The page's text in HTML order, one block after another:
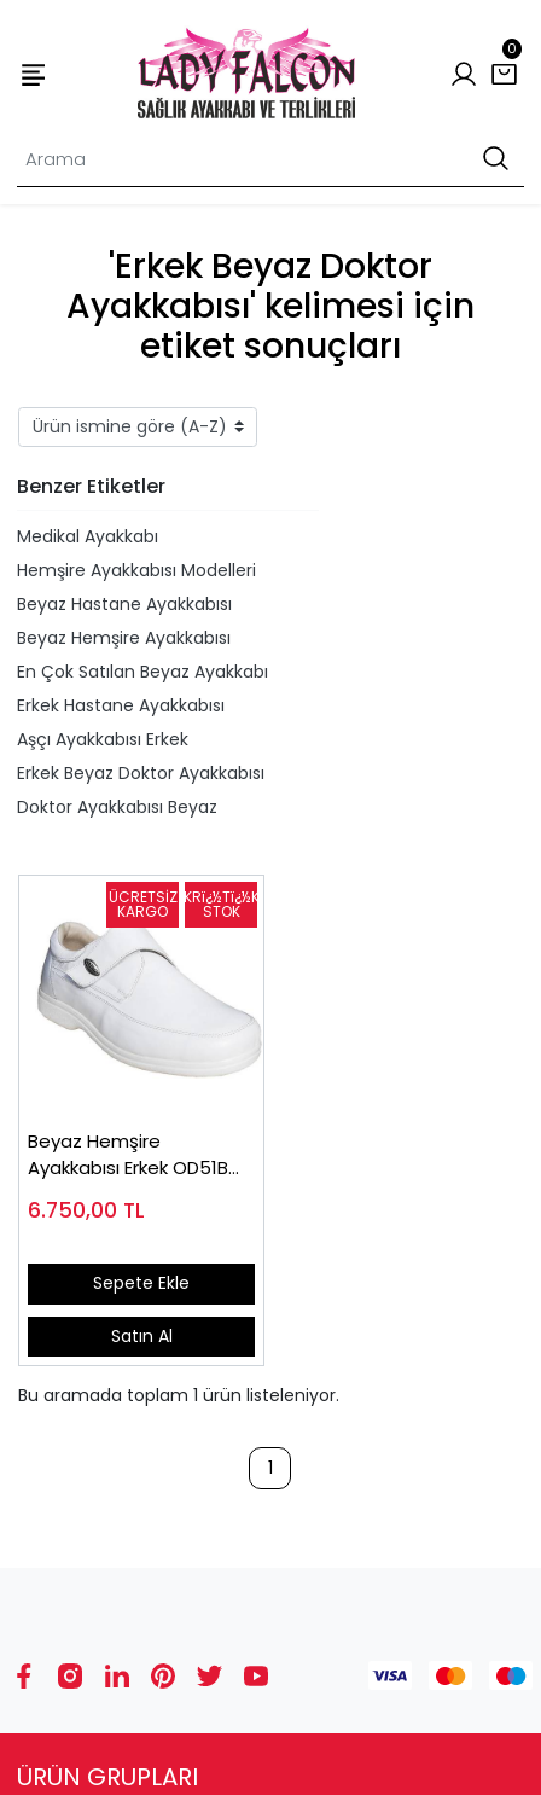
0
'Erkek Beyaz Doktor
Ayakkabısı' kelimesi için
etiket sonuçları
Benzer Etiketler
Medikal Ayakkabı
Hemşire Ayakkabısı Modelleri
Beyaz Hastane Ayakkabısı
Beyaz Hemşire Ayakkabısı
En Çok Satılan Beyaz Ayakkabı
Erkek Hastane Ayakkabısı
Aşçı Ayakkabısı Erkek
Erkek Beyaz Doktor Ayakkabısı
Doktor Ayakkabısı Beyaz
Beyaz Hemşire
Ayakkabısı Erkek OD51B
6.750,00 TL
Sepete Ekle
Satın Al
Bu aramada toplam 1 ürün listeleniyor.
1
ÜRÜN GRUPLARI